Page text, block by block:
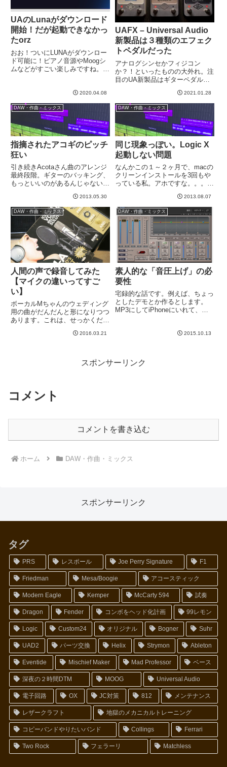
UAのLunaがダウンロード
開始！だが起動できなかっ
たorz
おお！ついにLUNAがダウンロー
ド可能に！ピアノ音源やMoogシ
ムなどがすごい楽しみですね。起
ので問題なし。次にiLokのアカウ
あるので入れる。・・・...
2020.04.08
UAFX – Universal Audio
新製品は３種類のエフェク
トペダルだった
アナログシンセかフィジコン
か？！といったものの大外れ。注
目のUA新製品はギターペダルで
ェクトペダルというのが良いです
かね。リバーブ、ディレイ、モジ
ュレーションの３種類が発表され
ました。UAFXはストライモンキ
ラ...
2021.01.28
DAW・作曲・ミックス
指摘されたアコギのピッチ
狂い
引き続きAcotaさん曲のアレンジ
最終段階。ギターのバッキング、
もっといいのがあるんじゃないか
りで途中のものを聴いてもらう。
役に立つご意見や、テストでフレ
ーズ録音してもらったりと大変お
世話になりました。あり...
2013.05.30
DAW・作曲・ミックス
同じ現象っぽい。Logic X
起動しない問題
なんかこの１～２ヶ月で、macの
クリーンインストールを3回もや
っている私。アホですな。。。も
くなったこと。HDDが壊れてく
る前兆みたいなことがわかり、
HDD換装してクリーンインスト
ール。これは問題なかっ...
2013.08.07
DAW・作曲・ミックス
人間の声で録音してみた
【マイクの違いってすご
い】
ボーカルMちゃんのウェディング
用の曲がだんだんと形になりつつ
あります。これは、せっかくだか
にしてご両親にプレゼントしてあ
先日、Mちゃんと一緒にスタジオ
2016.03.21
DAW・作曲・ミックス
素人的な「音圧上げ」の必
要性
宅録的な話です。例えば、ちょっ
としたデモとか作るとします。
MP3にしてiPhoneにいれて、通
きます。それと反比例して、
2015.10.13
スポンサーリンク
コメント
コメントを書き込む
ホーム DAW・作曲・ミックス
スポンサーリンク
タグ
PRS レスポール Joe Perry Signature F1
Friedman Mesa/Boogie アコースティック
Modern Eagle Kemper McCarty 594 試奏
Dragon Fender コンボをヘッド化計画 99レモン
Logic Custom24 オリジナル Bogner Suhr
UAD2 パーツ交換 Helix Strymon Ableton
Eventide Mischief Maker Mad Professor ベース
深夜の２時間DTM MOOG Universal Audio
電子回路 OX JC対策 812 メンテナンス
レザークラフト 地獄のメカニカルトレーニング
コピーバンドやりたいバンド Collings Ferrari
Two Rock フェラーリ Matchless